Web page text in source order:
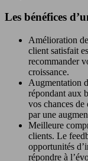
Les bénéfices
Amélioration
client satisfait
recommander
croissance.
Augmentation
répondant aux
vos chances
par une
Meilleure
clients. Le
opportunités
répondre à